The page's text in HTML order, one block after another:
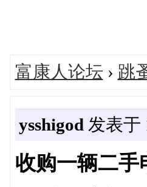
富康人论坛 › 跳
ysshigod 发表于
收购一辆二手